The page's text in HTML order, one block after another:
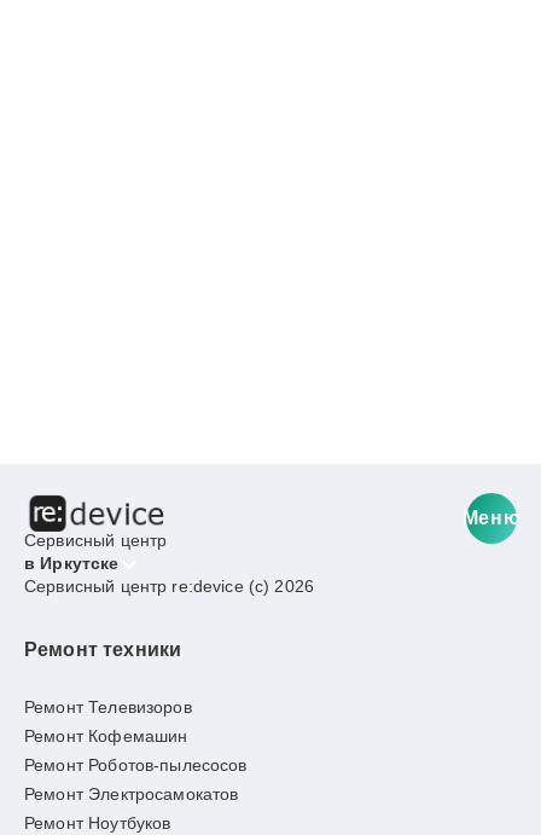
Сервисный центр
в Иркутске
Меню
Сервисный центр re:device (c) 2026
Ремонт техники
Ремонт Телевизоров
Ремонт Кофемашин
Ремонт Роботов-пылесосов
Ремонт Электросамокатов
Ремонт Ноутбуков